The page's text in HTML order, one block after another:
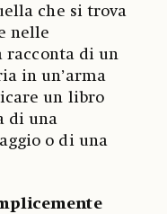
che si trova
nelle
racconta di un
in un’arma
un libro
di una
o di una